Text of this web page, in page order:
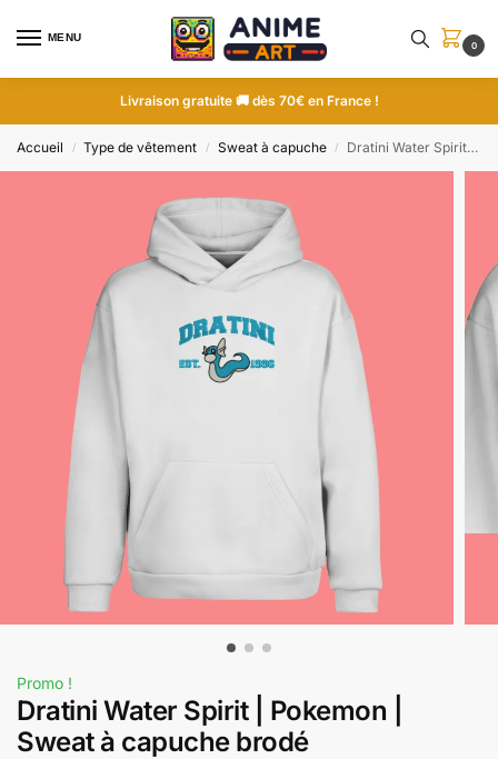
MENU
0
Livraison gratuite 🚚 dès 70€ en France !
Accueil / Type de vêtement / Sweat à capuche / Dratini Water Spirit | Pokemon | Sweat à capuche brodé
Promo !
Dratini Water Spirit | Pokemon |
Sweat à capuche brodé